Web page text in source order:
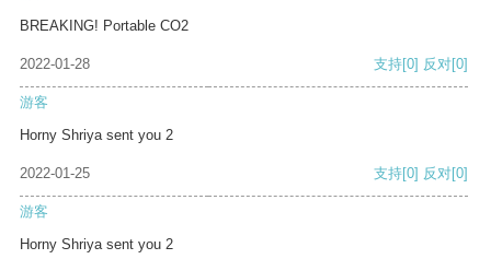
BREAKING! Portable CO2
2022-01-28 支持[0] 反对[0]
游客
Horny Shriya sent you 2
2022-01-25 支持[0] 反对[0]
游客
Horny Shriya sent you 2